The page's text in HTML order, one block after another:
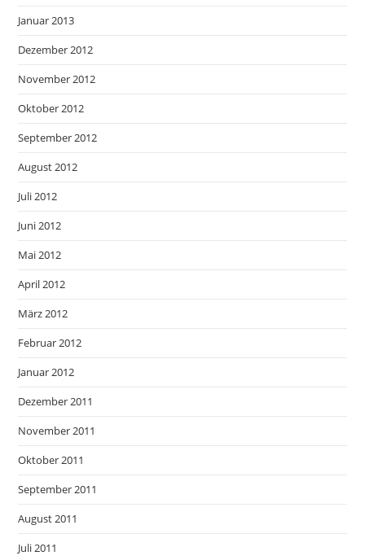
Januar 2013
Dezember 2012
November 2012
Oktober 2012
September 2012
August 2012
Juli 2012
Juni 2012
Mai 2012
April 2012
März 2012
Februar 2012
Januar 2012
Dezember 2011
November 2011
Oktober 2011
September 2011
August 2011
Juli 2011